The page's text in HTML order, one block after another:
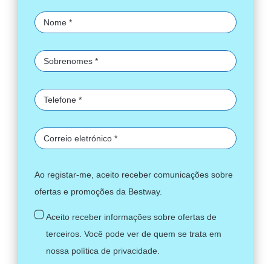
Ao registar-me, aceito receber comunicações sobre
ofertas e promoções da Bestway.
Aceito receber informações sobre ofertas de
terceiros. Você pode ver de quem se trata em
nossa política de privacidade.